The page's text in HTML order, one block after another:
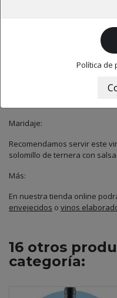
con el fin de mejorar la
viñas, logrando así vinos de
La fermentación se lleva a
un control de la temperatura
filtrado suavemente para
Maridaje:
Recomendamos servir este
solomillo de ternera con
Más:
En nuestra tienda online
envejecidos o vinos
16 otros
categoría:
Política de